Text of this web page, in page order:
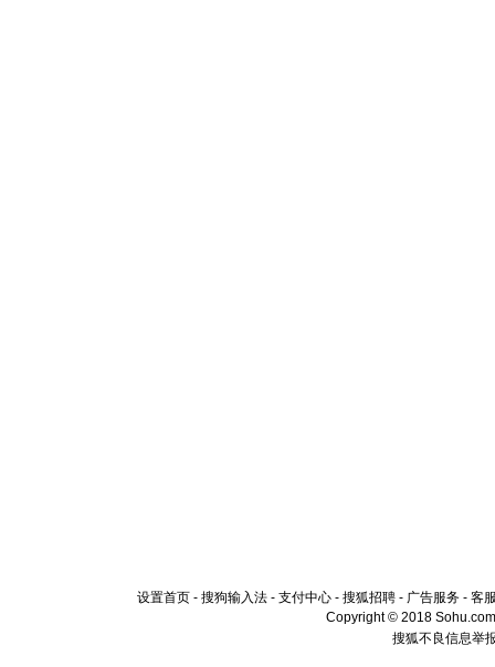
设置首页 - 搜狗输入法 - 支付中心 - 搜狐招聘 - 广告服务 - 客
Copyright © 2018
搜狐不良信息举